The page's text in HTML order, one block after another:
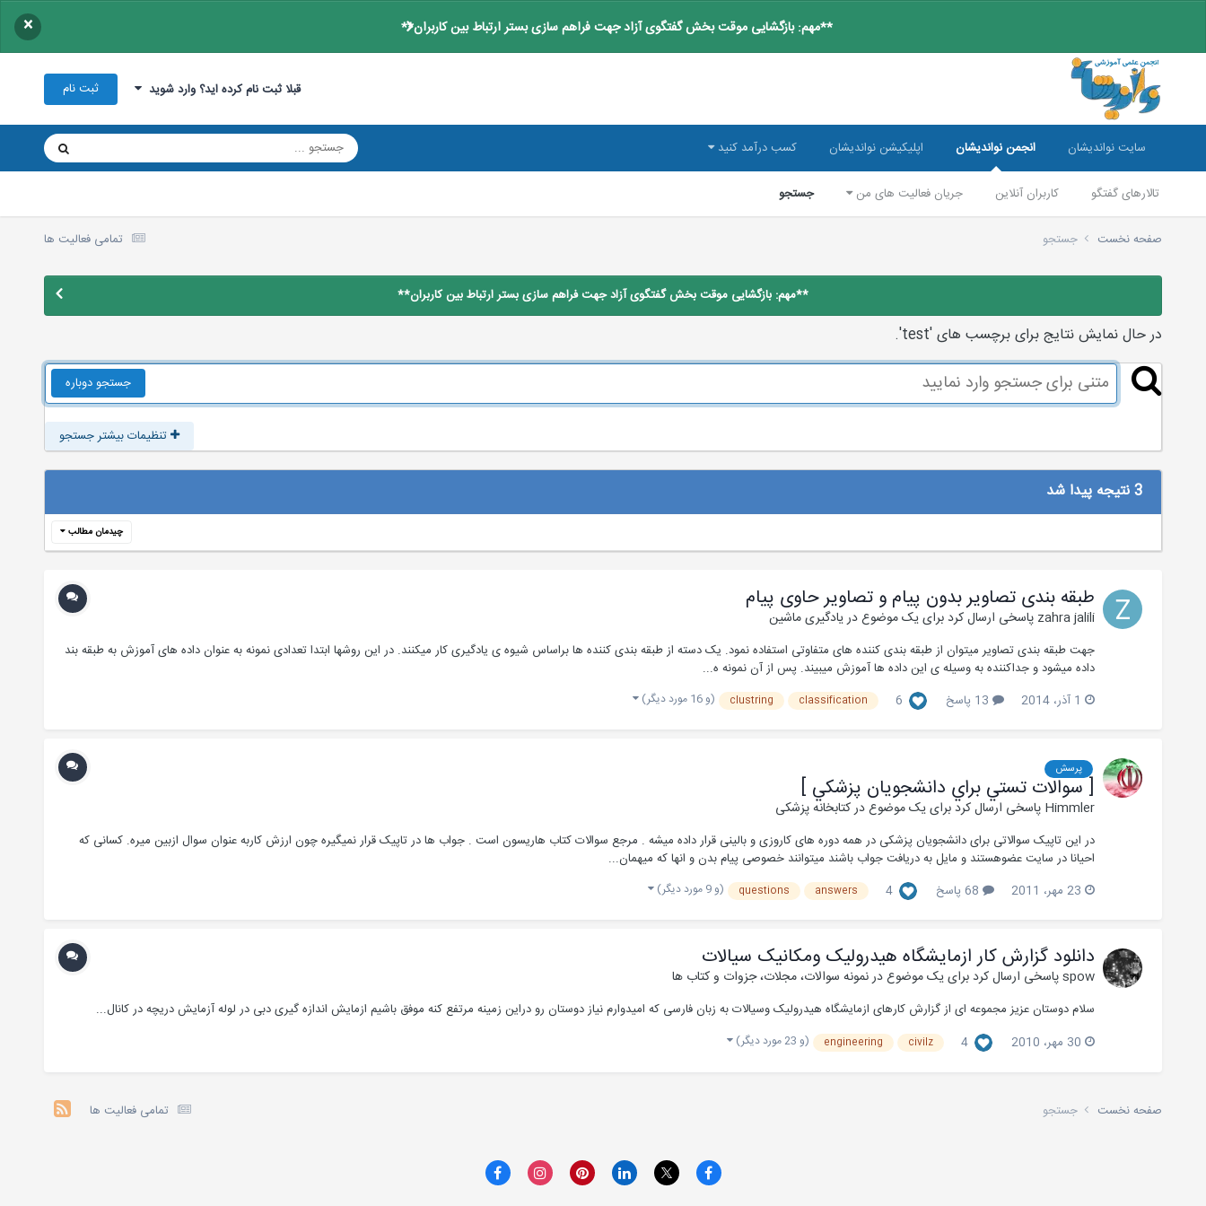
**مهم: بازگشایی موقت بخش گفتگوی آزاد جهت فراهم سازی بستر ارتباط بین کاربران** ×
قبلا ثبت نام کرده اید؟ وارد شوید ثبت نام
سایت نواندیشان انجمن نواندیشان
تالارهای گفتگو کاربران آنلاین جریان فعالیت های من جستجو
اپلیکیشن نواندیشان کسب درآمد کنید
تمامی فعالیت ها صفحه نخست جستجو
**مهم: بازگشایی موقت بخش گفتگوی آزاد جهت فراهم سازی بستر ارتباط بین کاربران**
در حال نمایش نتایج برای برچسب های 'test'.
جستجو دوباره
تنظیمات بیشتر جستجو
3 نتیجه پیدا شد
چیدمان مطالب
طبقه بندی تصاویر بدون پیام و تصاویر حاوی پیام
zahra jalili پاسخی ارسال کرد برای یک موضوع دریادگیری ماشین
جهت طبقه­ بندی تصاویر می­توان از طبقه ­بندی­­ کننده­ های متفاوتی استفاده نمود. یک دسته از طبقه­ بند­ی کننده­ ها براساس شیوه­ ی یادگیری کار می­کنند. در این روش­ها ابتدا تعدادی نمونه به عنوان داده­ های آموزش به طبقه ­بند
داده می­شود و جدا­کننده به وسیله­ ی این داده ­ها آموزش می­بیند. پس از آن نمونه­ ه...
1 آذر، 2014
13 پاسخ 6
classification
clustring (و 16 مورد دیگر)
پرسش
[ سوالات تستي براي دانشجويان پزشكي ]
Himmler پاسخی ارسال کرد برای یک موضوع درکتابخانه پزشکی
در این تاپیک سوالاتی برای دانشجویان پزشکی در همه دوره های کاروزی و بالینی قرار داده میشه . مرجع سوالات کتاب هاریسون است . جواب ها در تاپیک قرار نمیگیره چون ارزش کاربه عنوان سوال ازبین میره. کسانی که
احیانا در سایت عضوهستند و مایل به دریافت جواب باشند میتوانند خصوصی پیام بدن و انها که میهمان...
23 مهر، 2011
68 پاسخ 4
answers
questions (و 9 مورد دیگر)
دانلود گزارش کار ازمایشگاه هیدرولیک ومکانیک سیالات
spowپاسخی ارسال کرد برای یک موضوع درنمونه سوالات، مجلات، جزوات و کتاب ها
سلام دوستان عزیز مجموعه ای از گزارش کارهای ازمایشگاه هیدرولیک وسیالات به زبان فارسی که امیدوارم نیاز دوستان رو دراین زمینه مرتفع کنه موفق باشیم ازمایش اندازه گیری دبی در لوله آزمایش دریچه در کانال...
30 مهر، 2010
4
civilz
engineering (و 23 مورد دیگر)
تمامی فعالیت ها صفحه نخست جستجو